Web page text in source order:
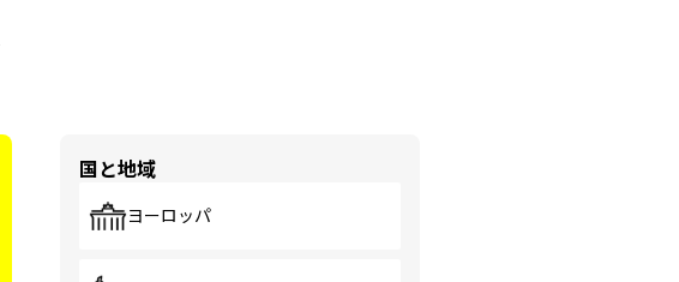
国と地域
ヨーロッパ